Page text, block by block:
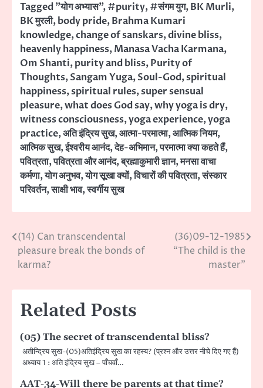
Tagged"योग अभ्यास",#purity,#संगम युग,BK Murli,
BK मुरली,body pride,Brahma Kumari
knowledge,change of sanskars,divine bliss,
heavenly happiness,Manasa Vacha Karmana,
Om Shanti,purity and bliss,Purity of
Thoughts,Sangam Yuga,Soul-God,spiritual
happiness,spiritual rules,super sensual
pleasure,what does God say,why yoga is dry,
witness consciousness,yoga experience,yoga
practice,अति इंद्रिय सुख,आत्मा-परमात्मा,आत्मिक नियम,
आत्मिक सुख,ईश्वरीय आनंद,देह-अभिमान,परमात्मा क्या कहते हैं,
पवित्रता,पवित्रता और आनंद,ब्रह्माकुमारी ज्ञान,मनसा वाचा
कर्मणा,योग अनुभव,योग सूखा क्यों,विचारों की पवित्रता,संस्कार
परिवर्तन,साक्षी भाव,स्वर्गीय सुख
Post
navigation
(14) Can transcendental
pleasure break the bonds of
karma?
(36)09-12-1985
“The child is the
master”
Related Posts
(05) The secret of transcendental bliss?
अतीन्द्रिय सुख-(05)अतिइंद्रिय सुख का रहस्य? (प्रश्न और उत्तर नीचे दिए गए हैं)
अध्याय 1 : अति इंद्रिय सुख – पाँचवाँ…
AAT-34-Will there be parents at that time?